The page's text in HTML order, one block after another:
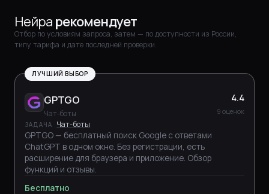
Нейра рекомендует
Отбор по условиям запроса, затем — по доступности из России,
типу тарифа и дате последней проверки.
ЛУЧШИЙ ВЫБОР
GPTGO
Чат-боты
4.4
9 оценок
ЗАДАЧА
Чат-боты
GPTGO — бесплатный поиск Google с ответами
ChatGPT в одном окне. Без регистрации, есть
расширение для браузера и приложение. Обзор
функций и отзывы.
Бесплатно